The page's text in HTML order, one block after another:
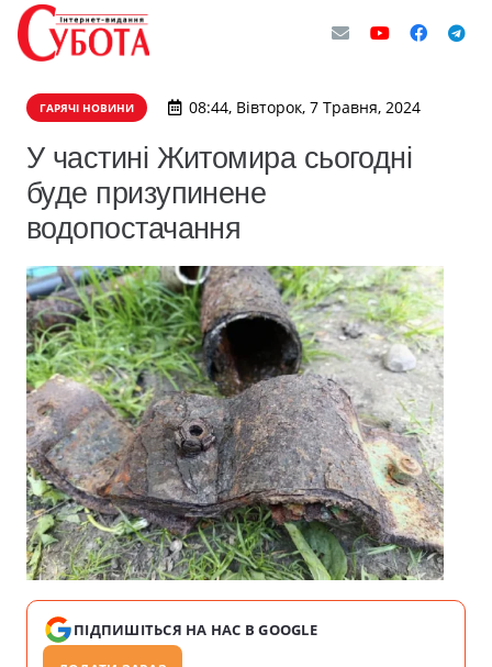
ГАРЯЧІ НОВИНИ 08:44, Вівторок, 7 Травня, 2024
У частині Житомира сьогодні
буде призупинене
водопостачання
ПІДПИШІТЬСЯ НА НАС В GOOGLE